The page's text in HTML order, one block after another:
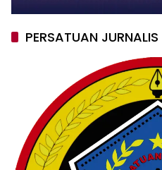
PERSATUAN